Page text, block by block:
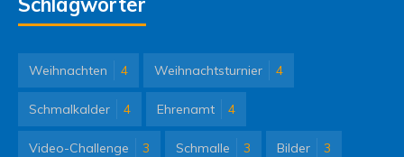
Weihnachten 4 Weihnachtsturnier 4
Schmalkalder 4 Ehrenamt 4
Video-Challenge 3 Schmalle 3 Bilder 3